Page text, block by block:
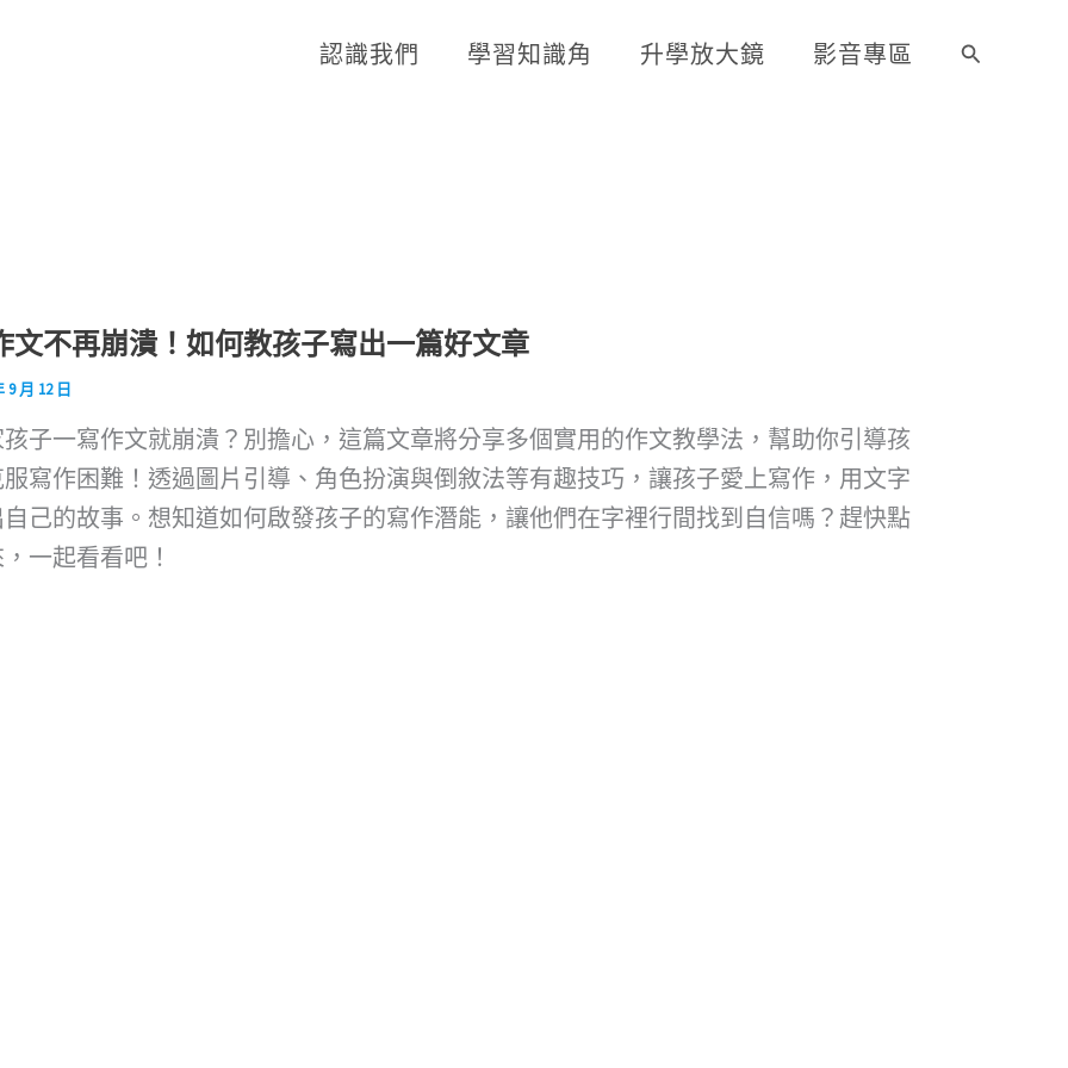
認識我們 學習知識角 升學放大鏡 影音專區
搜
文不再崩潰！如何教孩子寫出一篇好文章
9 月 12 日
子一寫作文就崩潰？別擔心，這篇文章將分享多個實用的作文教學法，幫助你引導孩
寫作困難！透過圖片引導、角色扮演與倒敘法等有趣技巧，讓孩子愛上寫作，用文字
己的故事。想知道如何啟發孩子的寫作潛能，讓他們在字裡行間找到自信嗎？趕快點
一起看看吧！